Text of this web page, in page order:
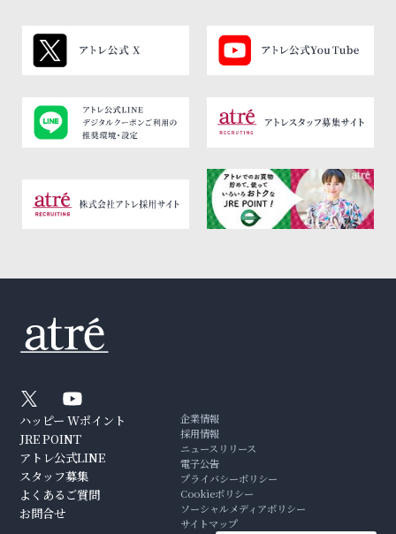
ハッピー Wポイント
JRE POINT
アトレ公式LINE
スタッフ募集
よくあるご質問
お問合せ
企業情報
採用情報
ニュースリリース
電子公告
プライバシーポリシー
Cookieポリシー
ソーシャルメディアポリシー
サイトマップ